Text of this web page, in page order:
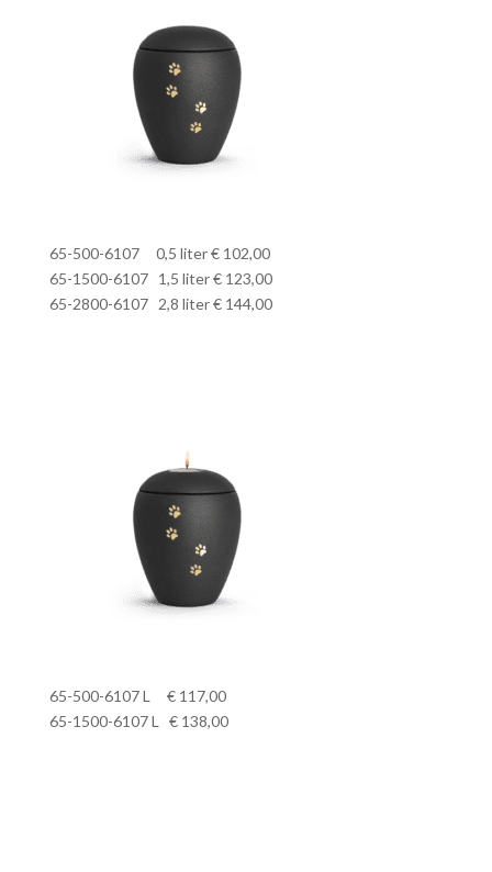
65-500-6107 0,5 liter € 102,00
65-1500-6107 1,5 liter € 123,00
65-2800-6107 2,8 liter € 144,00
65-500-6107 L € 117,00
65-1500-6107 L € 138,00